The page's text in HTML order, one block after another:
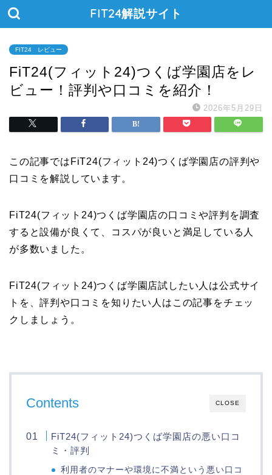
FIT24解説サイト
FIT24 レビュー
FiT24(フィット24)つくば学園店をレ
ビュー！評判や口コミを紹介！
2026年5月29日
この記事ではFiT24(フィット24)つくば学園店の評判や
口コミを解説しています。
FiT24(フィット24)つくば学園店の口コミや評判を調査
すると設備が良くて、コスパが良いと満足している人
が多数いました。
FiT24(フィット24)つくば学園店試したい人は公式サイ
トを、評判や口コミを知りたい人はこの記事をチェッ
クしましょう。
CLOSE
Contents
FiT24(フィット24)つくば学園店の悪い口コ
ミ・評判
利用者のマナーや環境に不満という悪い口コ